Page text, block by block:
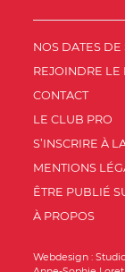
NOS DATES DE
REJOINDRE LE
CONTACT
LE CLUB PRO
S’INSCRIRE À
MENTIONS
ÊTRE PUBLIÉ
À PROPOS
Webdesign :